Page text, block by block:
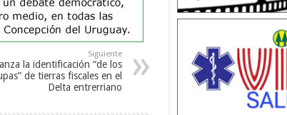
Siguiente
la identificación “de los
de tierras fiscales en el
Delta entrerriano